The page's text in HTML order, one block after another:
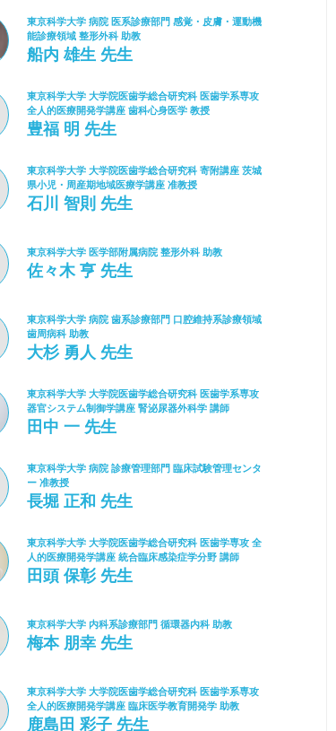
東京科学大学 病院 医系診療部門 感覚・皮膚・運動機
能診療領域 整形外科 助教
船内 雄生 先生
東京科学大学 大学院医歯学総合研究科 医歯学系専攻
全人的医療開発学講座 歯科心身医学 教授
豊福 明 先生
東京科学大学 大学院医歯学総合研究科 寄附講座 茨城
県小児・周産期地域医療学講座 准教授
石川 智則 先生
東京科学大学 医学部附属病院 整形外科 助教
佐々木 亨 先生
東京科学大学 病院 歯系診療部門 口腔維持系診療領域
歯周病科 助教
大杉 勇人 先生
東京科学大学 大学院医歯学総合研究科 医歯学系専攻
器官システム制御学講座 腎泌尿器外科学 講師
田中 一 先生
東京科学大学 病院 診療管理部門 臨床試験管理センタ
ー 准教授
長堀 正和 先生
東京科学大学 大学院医歯学総合研究科 医歯学専攻 全
人的医療開発学講座 統合臨床感染症学分野 講師
田頭 保彰 先生
東京科学大学 内科系診療部門 循環器内科 助教
梅本 朋幸 先生
東京科学大学 大学院医歯学総合研究科 医歯学系専攻
全人的医療開発学講座 臨床医学教育開発学 助教
鹿島田 彩子 先生